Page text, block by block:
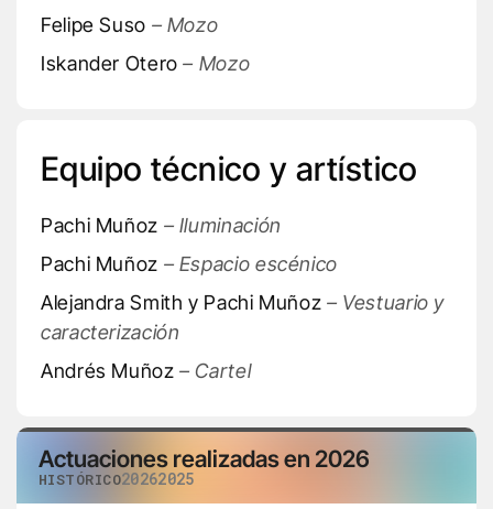
Felipe Suso – Mozo
Iskander Otero – Mozo
Equipo técnico y artístico
Pachi Muñoz – Iluminación
Pachi Muñoz – Espacio escénico
Alejandra Smith y Pachi Muñoz – Vestuario y
caracterización
Andrés Muñoz – Cartel
Actuaciones realizadas en 2026
HISTÓRICO20262025